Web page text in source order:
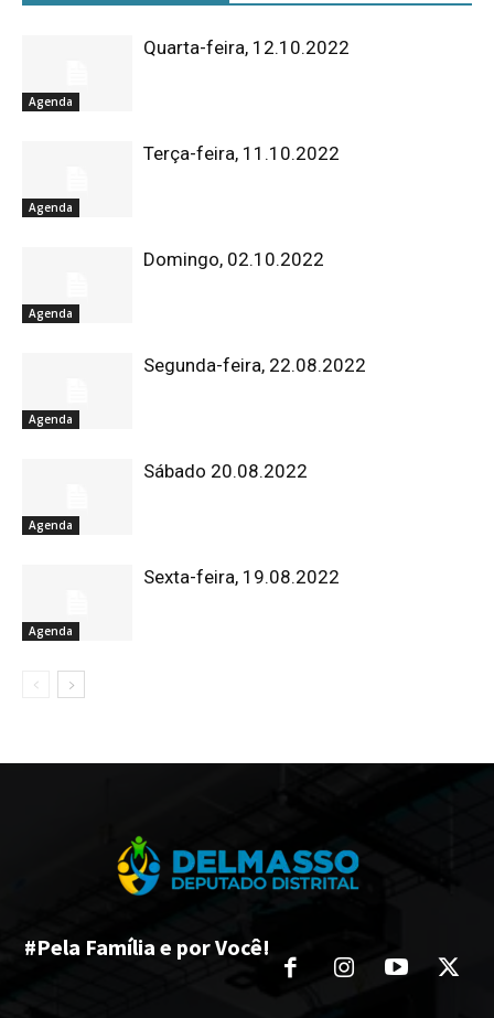
Agenda
Quarta-feira, 12.10.2022
Agenda
Terça-feira, 11.10.2022
Agenda
Domingo, 02.10.2022
Agenda
Segunda-feira, 22.08.2022
Agenda
Sábado 20.08.2022
Agenda
Sexta-feira, 19.08.2022
#Pela Família e por Você!